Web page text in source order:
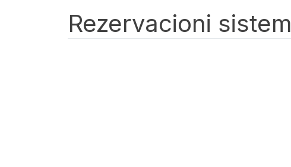
Rezervacioni sistem